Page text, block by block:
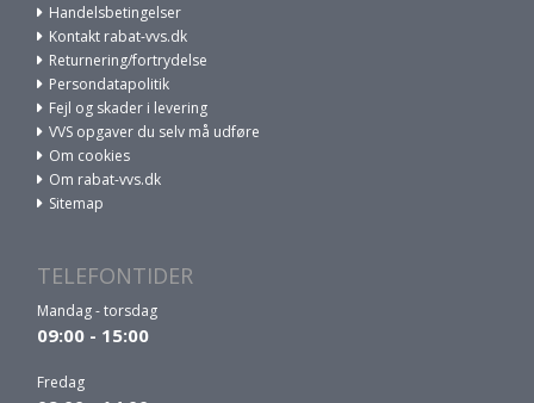
Handelsbetingelser
Kontakt rabat-vvs.dk
Returnering/fortrydelse
Persondatapolitik
Fejl og skader i levering
VVS opgaver du selv må udføre
Om cookies
Om rabat-vvs.dk
Sitemap
TELEFONTIDER
Mandag - torsdag
09:00 - 15:00
Fredag